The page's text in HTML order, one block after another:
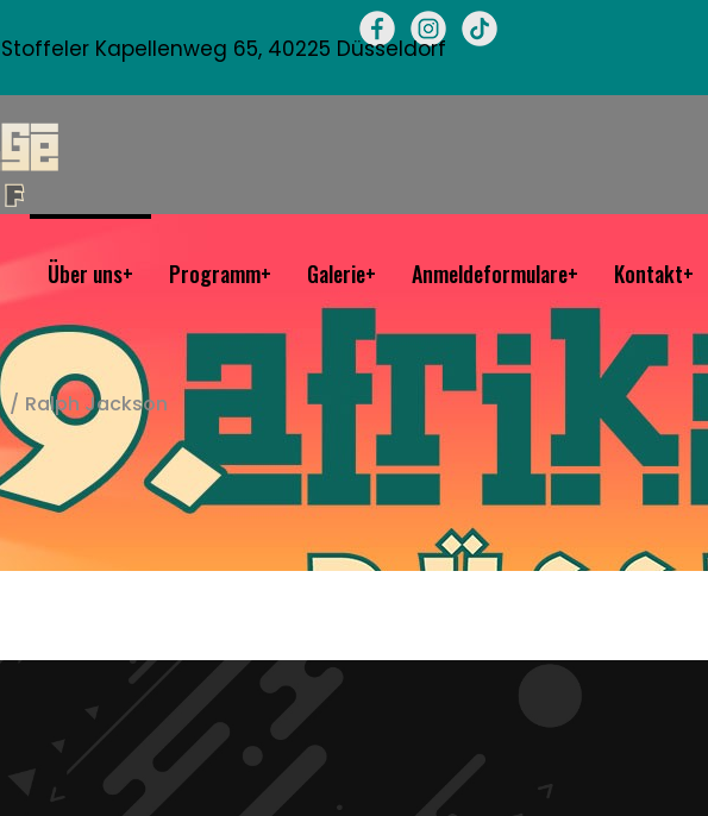
Stoffeler Kapellenweg 65, 40225 Düsseldorf
Über uns+ Programm+ Galerie+ Anmeldeformulare+ Kontakt+
/ Ralph Jackson